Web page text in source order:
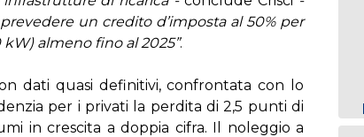
un cre­di­to d’im­po­sta al 50% per
al­me­no fi­no al 2025”.
da­ti qua­si de­fi­ni­ti­vi, con­fron­ta­ta con lo
per i pri­va­ti la per­di­ta di 2,5 pun­ti di
in cre­sci­ta a dop­pia ci­fra. Il no­leg­gio a